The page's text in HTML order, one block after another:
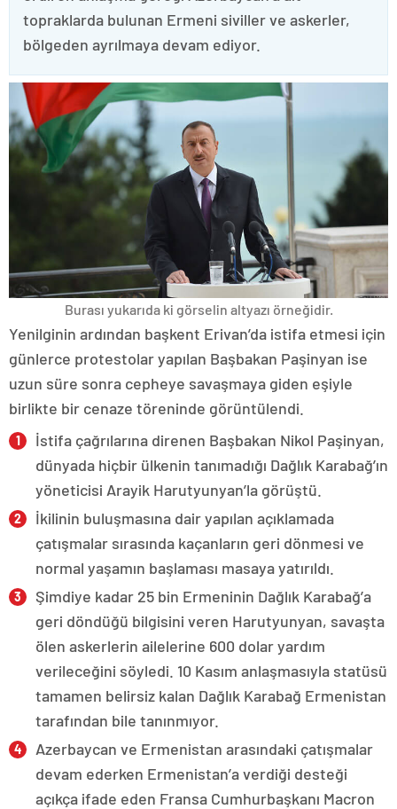
topraklarda bulunan Ermeni siviller ve askerler,
bölgeden ayrılmaya devam ediyor.
Burası yukarıda ki görselin altyazı örneğidir.
Yenilginin ardından başkent Erivan’da istifa etmesi için
günlerce protestolar yapılan Başbakan Paşinyan ise
uzun süre sonra cepheye savaşmaya giden eşiyle
birlikte bir cenaze töreninde görüntülendi.
İstifa çağrılarına direnen Başbakan Nikol Paşinyan,
dünyada hiçbir ülkenin tanımadığı Dağlık Karabağ’ın
yöneticisi Arayik Harutyunyan’la görüştü.
İkilinin buluşmasına dair yapılan açıklamada
çatışmalar sırasında kaçanların geri dönmesi ve
normal yaşamın başlaması masaya yatırıldı.
Şimdiye kadar 25 bin Ermeninin Dağlık Karabağ’a
geri döndüğü bilgisini veren Harutyunyan, savaşta
ölen askerlerin ailelerine 600 dolar yardım
verileceğini söyledi. 10 Kasım anlaşmasıyla statüsü
tamamen belirsiz kalan Dağlık Karabağ Ermenistan
tarafından bile tanınmıyor.
Azerbaycan ve Ermenistan arasındaki çatışmalar
devam ederken Ermenistan’a verdiği desteği
açıkça ifade eden Fransa Cumhurbaşkanı Macron